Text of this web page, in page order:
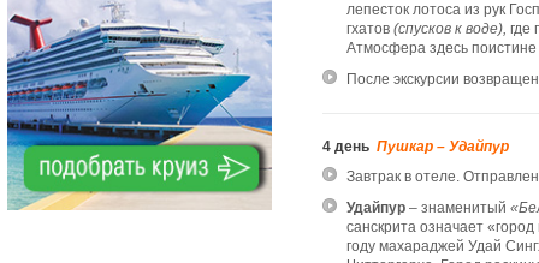
лепесток лотоса из рук
гхатов (спусков к воде), где
Атмосфера здесь
После экскурсии
4 день Пушкар – Удайпур
Завтрак в отеле.
Удайпур – знаменитый
санскрита означает
году махараджей Удай